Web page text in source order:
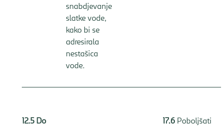
snabdjevanje
slatke vode,
kako bi se
adresirala
nestašica
vode.
12.5 Do
17.6 Poboljšati